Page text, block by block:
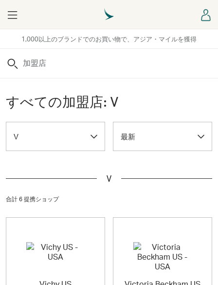
1,000以上のブランドでのお買い物で、アジア・マイルを獲得
Menu
検索
すべての加盟店: V
V 最新
V
合計 6 提携ショップ